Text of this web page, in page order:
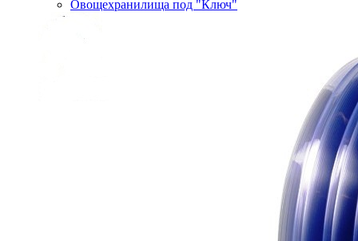
Овощехранилища под "Ключ"